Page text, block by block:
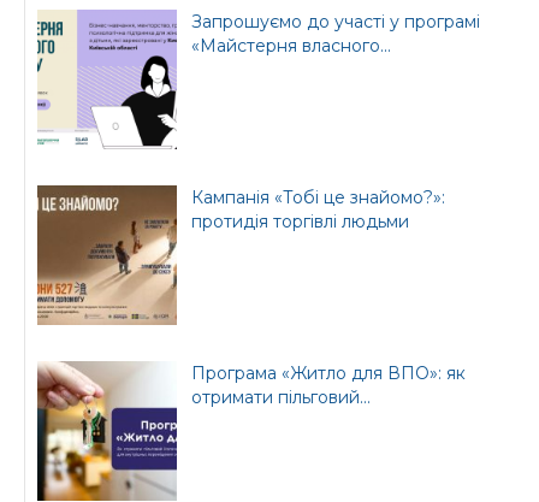
Запрошуємо до участі у програмі
«Майстерня власного...
Кампанія «Тобі це знайомо?»:
протидія торгівлі людьми
Програма «Житло для ВПО»: як
отримати пільговий...